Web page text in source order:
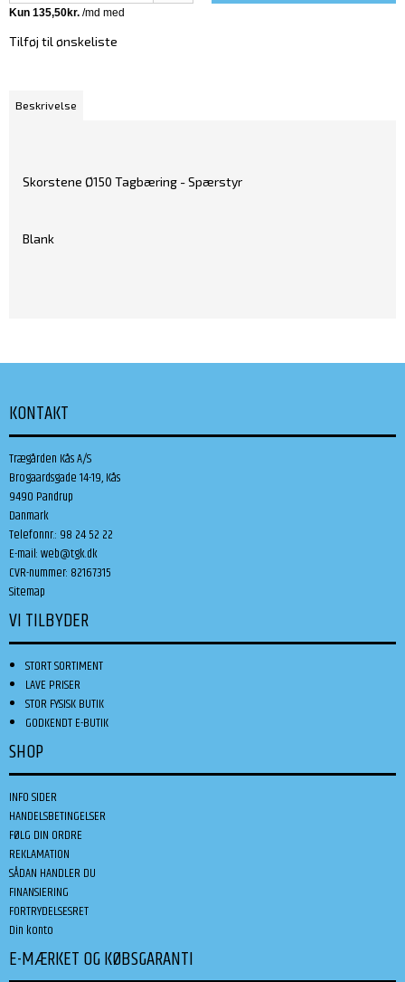
Tilføj til ønskeliste
Beskrivelse
Skorstene Ø150 Tagbæring - Spærstyr
Blank
KONTAKT
Trægården Kås A/S
Brogaardsgade 14-19, Kås
9490 Pandrup
Danmark
Telefonnr.: 98 24 52 22
E-mail:web@tgk.dk
CVR-nummer: 82167315
Sitemap
VI TILBYDER
STORT SORTIMENT
LAVE PRISER
STOR FYSISK BUTIK
GODKENDT E-BUTIK
SHOP
INFO SIDER
HANDELSBETINGELSER
FØLG DIN ORDRE
REKLAMATION
SÅDAN HANDLER DU
FINANSIERING
FORTRYDELSESRET
Din konto
E-MÆRKET OG KØBSGARANTI